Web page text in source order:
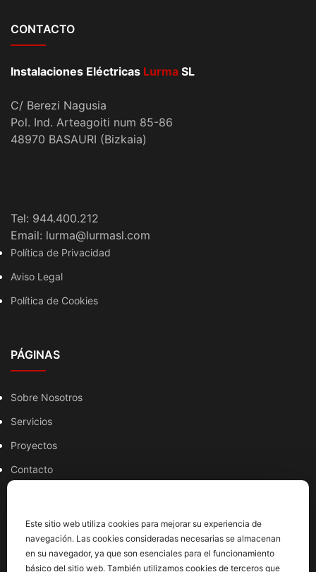
CONTACTO
Instalaciones Eléctricas Lurma SL
C/ Berezi Nagusia
Pol. Ind. Arteagoiti num 85-86
48970 BASAURI (Bizkaia)
Tel: 944.400.212
Email: lurma@lurmasl.com
Política de Privacidad
Aviso Legal
Política de Cookies
PÁGINAS
Sobre Nosotros
Servicios
Proyectos
Contacto
HORARIO
Lunes a Jueves
Este sitio web utiliza cookies para mejorar su experiencia de
navegación. Las cookies consideradas necesarias se almacenan
en su navegador, ya que son esenciales para el funcionamiento
básico del sitio web. También utilizamos cookies de terceros que